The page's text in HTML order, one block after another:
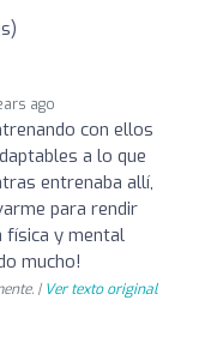
ago
con ellos
a lo que
entrenaba allí,
para rendir
física y mental
mucho!
| Ver texto original